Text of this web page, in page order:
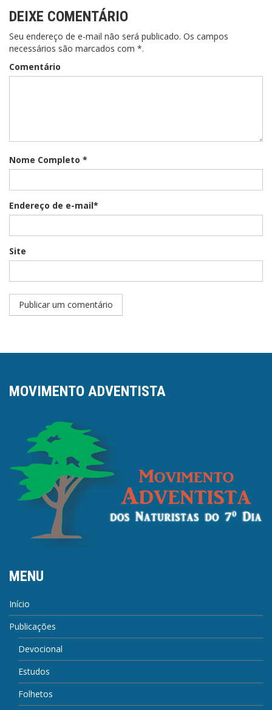
DEIXE COMENTÁRIO
Seu endereço de e-mail não será publicado. Os campos
necessários são marcados com *.
Comentário
Nome Completo *
Endereço de e-mail*
Site
MOVIMENTO ADVENTISTA
MENU
Início
Publicações
Devocional
Estudos
Folhetos